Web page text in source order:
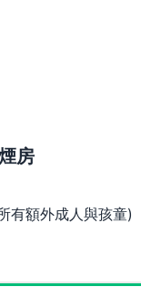
房
有額外成人與孩童)